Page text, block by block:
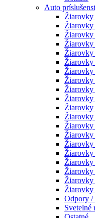
Auto
Žiarovky
Žiarovky
Žiarovky
Žiarovky
Žiarovky
Žiarovky
Žiarovky
Odpory /
Svetelné